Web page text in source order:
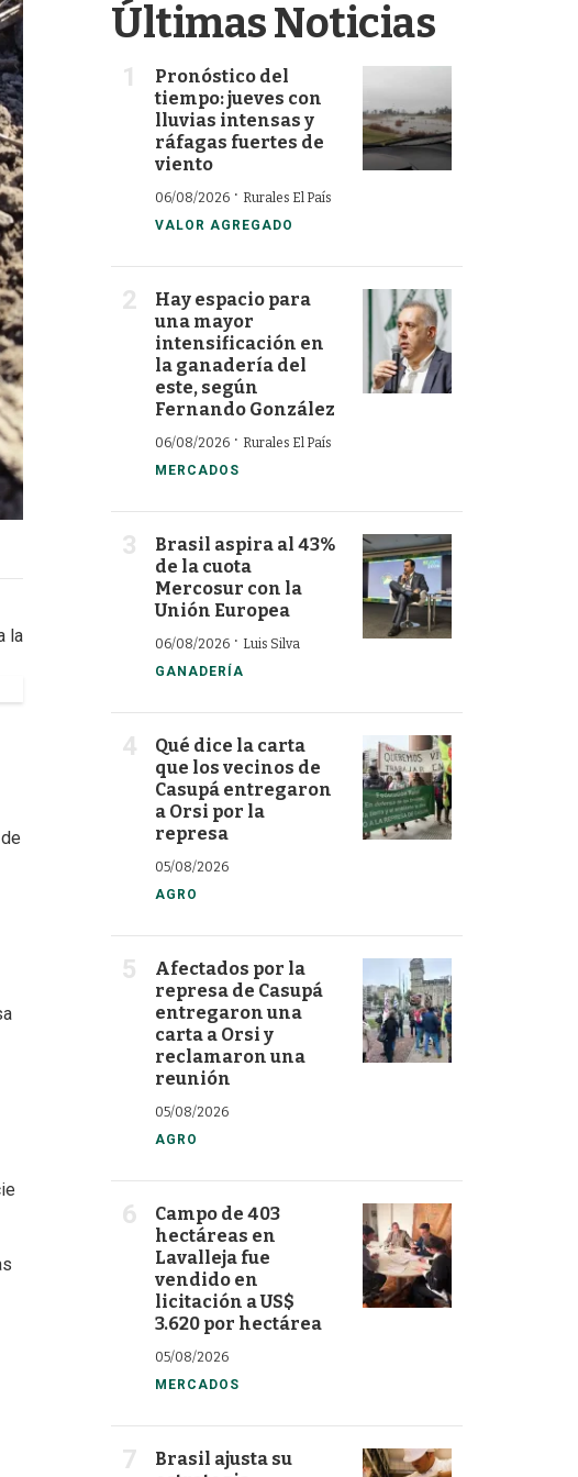
la
Últimas Noticias
Pronóstico del
tiempo: jueves con
lluvias intensas y
ráfagas fuertes de
viento
06/08/2026 · Rurales El País
VALOR AGREGADO
Hay espacio para
una mayor
intensificación en
la ganadería del
este, según
Fernando González
06/08/2026 · Rurales El País
MERCADOS
Brasil aspira al 43%
de la cuota
Mercosur con la
Unión Europea
06/08/2026 · Luis Silva
GANADERÍA
Qué dice la carta
que los vecinos de
Casupá entregaron
a Orsi por la
represa
05/08/2026
AGRO
Afectados por la
represa de Casupá
entregaron una
carta a Orsi y
reclamaron una
reunión
05/08/2026
AGRO
Campo de 403
hectáreas en
Lavalleja fue
vendido en
licitación a US$
3.620 por hectárea
05/08/2026
MERCADOS
Brasil ajusta su